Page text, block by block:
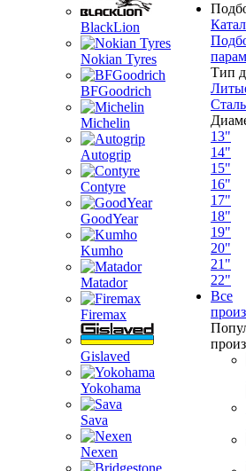
BlackLion
Nokian Tyres
BFGoodrich
Michelin
Autogrip
Contyre
GoodYear
Kumho
Matador
Firemax
Gislaved
Yokohama
Sava
Nexen
Тип
13"
14"
15"
16"
17"
18"
19"
20"
21"
22"
Все